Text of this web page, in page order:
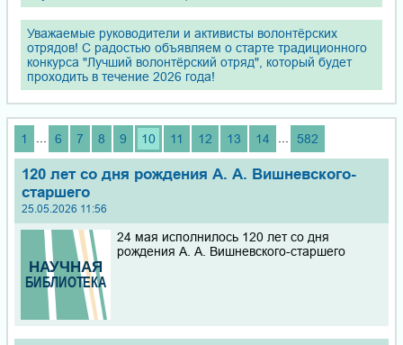
Уважаемые руководители и активисты волонтёрских
отрядов! С радостью объявляем о старте традиционного
конкурса "Лучший волонтёрский отряд", который будет
проходить в течение 2026 года!
1 6 7 8 9 10 11 12 13 14 582
120 лет со дня рождения А. А. Вишневского-
старшего
25.05.2026 11:56
24 мая исполнилось 120 лет со дня
рождения А. А. Вишневского-старшего